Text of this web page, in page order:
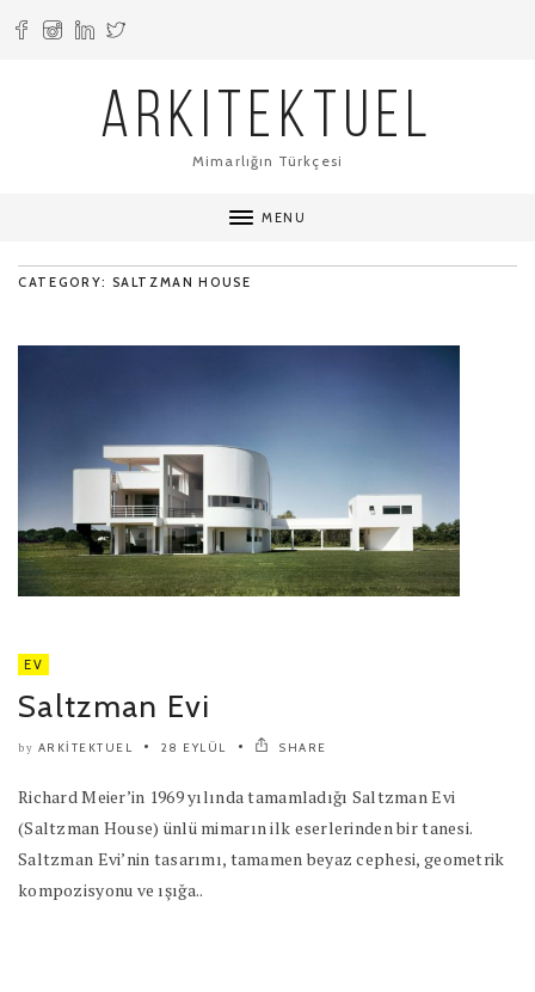
ARKITEKTUEL
Mimarlığın Türkçesi
MENU
CATEGORY: SALTZMAN HOUSE
EV
Saltzman Evi
by ARKITEKTUEL 28 EYLÜL SHARE
Richard Meier’in 1969 yılında tamamladığı Saltzman Evi
(Saltzman House) ünlü mimarın ilk eserlerinden bir tanesi.
Saltzman Evi’nin tasarımı, tamamen beyaz cephesi, geometrik
kompozisyonu ve ışığa..